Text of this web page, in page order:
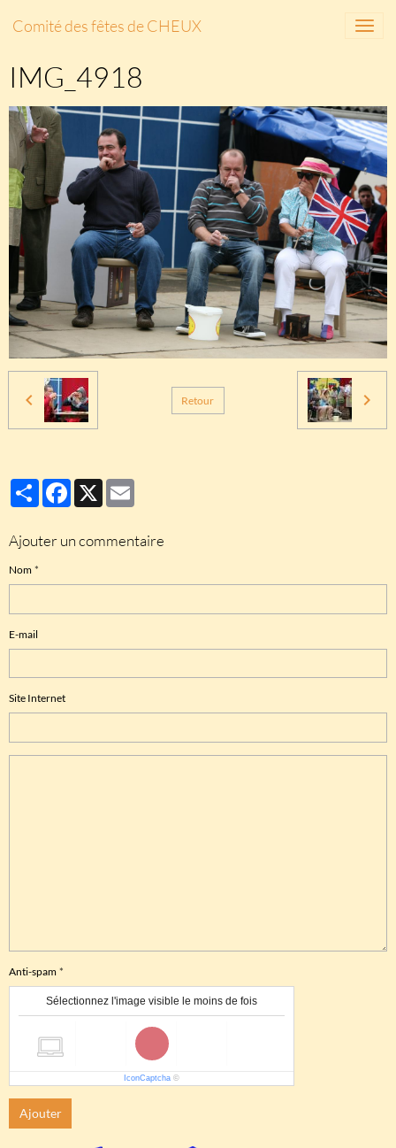
Comité des fêtes de CHEUX
IMG_4918
Retour
PartagerFacebook
X
Ajouter un commentaire
Nom
E-mail
Site Internet
Anti-spam
Sélectionnez l'image visible le moins de fois
IconCaptcha ©
Ajouter